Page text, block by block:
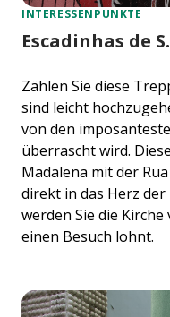
INTERESSENPUNKTE
Escadinhas de
Zählen Sie diese
sind leicht
von den
überrascht wird.
Madalena mit der
direkt in das Herz
werden Sie die
einen Besuch lohnt.